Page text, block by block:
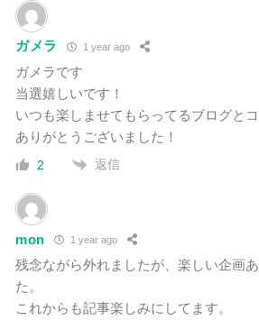
ガメラ 1 year ago
ガメラです
当選嬉しいです！
いつも楽しませてもらってるブログと
ありがとうございました！
2 返信
mon 1 year ago
残念ながら外れましたが、楽しい企画
た。
これからも記事楽しみにしてます。